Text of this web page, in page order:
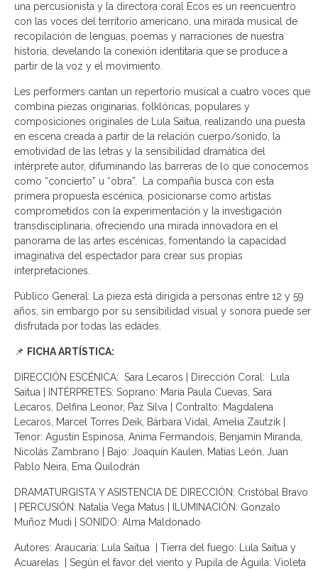
una percusionista y la directora coral Ecos es un reencuentro
con las voces del territorio americano, una mirada musical de
recopilación de lenguas, poemas y narraciones de nuestra
historia, develando la conexión identitaria que se produce a
partir de la voz y el movimiento.
Les performers cantan un repertorio musical a cuatro voces que
combina piezas originarias, folklóricas, populares y
composiciones originales de Lula Saitua, realizando una puesta
en escena creada a partir de la relación cuerpo/sonido, la
emotividad de las letras y la sensibilidad dramática del
intérprete autor, difuminando las barreras de lo que conocemos
como “concierto” u “obra”. La compañía busca con esta
primera propuesta escénica, posicionarse como artistas
comprometidos con la experimentación y la investigación
transdisciplinaria, ofreciendo una mirada innovadora en el
panorama de las artes escénicas, fomentando la capacidad
imaginativa del espectador para crear sus propias
interpretaciones.
Público General: La pieza está dirigida a personas entre 12 y 59
años, sin embargo por su sensibilidad visual y sonora puede ser
disfrutada por todas las edades.
📌 FICHA ARTÍSTICA:
DIRECCIÓN ESCÉNICA: Sara Lecaros | Dirección Coral: Lula
Saitua | INTÉRPRETES: Soprano: María Paula Cuevas, Sara
Lecaros, Delfina Leonor, Paz Silva | Contralto: Magdalena
Lecaros, Marcel Torres Deik, Bárbara Vidal, Amelia Zautzik |
Tenor: Agustín Espinosa, Anima Fermandois, Benjamín Miranda,
Nicolás Zambrano | Bajo: Joaquín Kaulen, Matías León, Juan
Pablo Neira, Ema Quilodrán
DRAMATURGISTA Y ASISTENCIA DE DIRECCIÓN: Cristóbal Bravo
| PERCUSIÓN: Natalia Vega Matus | ILUMINACIÓN: Gonzalo
Muñoz Mudi | SONIDO: Alma Maldonado
Autores: Araucaria: Lula Saitua | Tierra del fuego: Lula Saitua y
Acuarelas | Según el favor del viento y Pupila de Águila: Violeta